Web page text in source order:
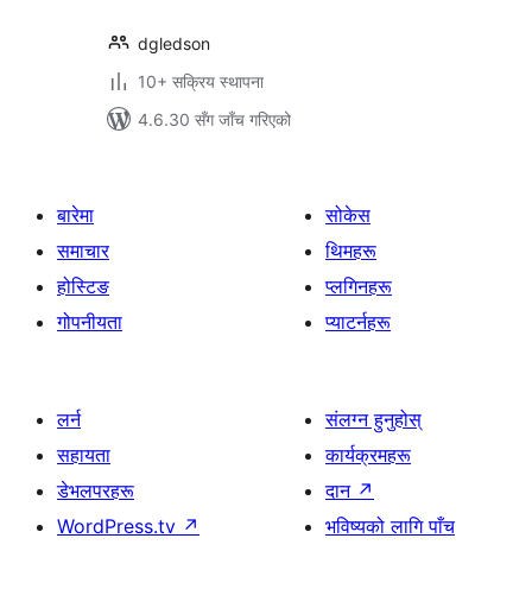
dgledson
10+ सक्रिय स्थापना
4.6.30 सँग जाँच गरिएको
बारेमा
समाचार
होस्टिङ
गोपनीयता
सोकेस
थिमहरू
प्लगिनहरू
प्याटर्नहरू
लर्न
सहायता
डेभलपरहरू
WordPress.tv ↗
संलग्न हुनुहोस्
कार्यक्रमहरू
दान ↗
भविष्यको लागि पाँच